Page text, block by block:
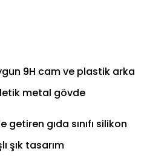
9H cam ve plastik arka
metal gövde
gıda sınıfı silikon
şık tasarım